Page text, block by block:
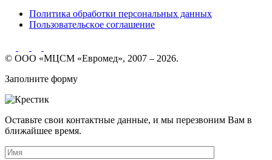
Политика обработки персональных данных
Пользовательское соглашение
© ООО «МЦСМ «Евромед», 2007 – 2026.
Заполните форму
Оставьте свои контактные данные, и мы перезвоним Вам в
ближайшее время.